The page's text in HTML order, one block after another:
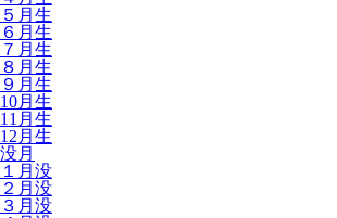
５月生
６月生
７月生
８月生
９月生
10月生
11月生
12月生
没月
１月没
２月没
３月没